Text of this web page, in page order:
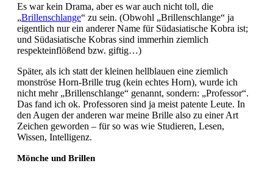
Es war kein Drama, aber es war auch nicht toll, die
„Brillenschlange“ zu sein. (Obwohl „Brillenschlange“ ja
eigentlich nur ein anderer Name für Südasiatische Kobra ist;
und Südasiatische Kobras sind immerhin ziemlich
respekteinflößend bzw. giftig…)
Später, als ich statt der kleinen hellblauen eine ziemlich
monströse Horn-Brille trug (kein echtes Horn), wurde ich
nicht mehr „Brillenschlange“ genannt, sondern: „Professor“.
Das fand ich ok. Professoren sind ja meist patente Leute. In
den Augen der anderen war meine Brille also zu einer Art
Zeichen geworden – für so was wie Studieren, Lesen,
Wissen, Intelligenz.
Mönche und Brillen